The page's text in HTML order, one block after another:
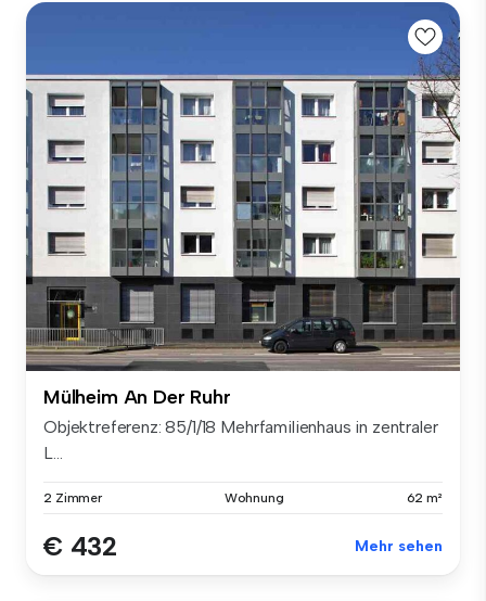
Mülheim An Der Ruhr
Objektreferenz: 85/1/18 Mehrfamilienhaus in zentraler
L...
2 Zimmer Wohnung 62 m²
€ 432 Mehr sehen